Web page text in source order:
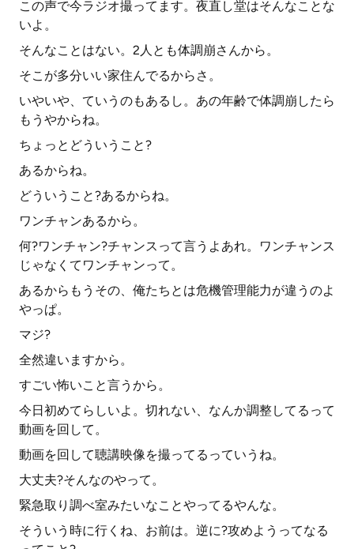
この声で今ラジオ撮ってます。夜直し堂はそんなことな
いよ。
そんなことはない。2人とも体調崩さんから。
そこが多分いい家住んでるからさ。
いやいや、ていうのもあるし。あの年齢で体調崩したら
もうやからね。
ちょっとどういうこと?
あるからね。
どういうこと?あるからね。
ワンチャンあるから。
何?ワンチャン?チャンスって言うよあれ。ワンチャンス
じゃなくてワンチャンって。
あるからもうその、俺たちとは危機管理能力が違うのよ
やっぱ。
マジ?
全然違いますから。
すごい怖いこと言うから。
今日初めてらしいよ。切れない、なんか調整してるって
動画を回して。
動画を回して聴講映像を撮ってるっていうね。
大丈夫?そんなのやって。
緊急取り調べ室みたいなことやってるやんな。
そういう時に行くね、お前は。逆に?攻めようってなる